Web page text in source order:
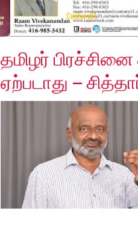
Century21
Monday, January 6,
தமிழர் பிரச்சினை
ஏற்படாது –